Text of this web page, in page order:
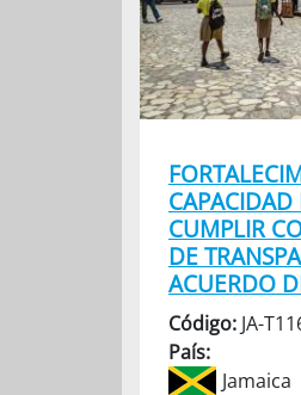
CAPACIDAD
CUMPLIR
DE
ACUERDO
Código: JA-
País:
Jamaica